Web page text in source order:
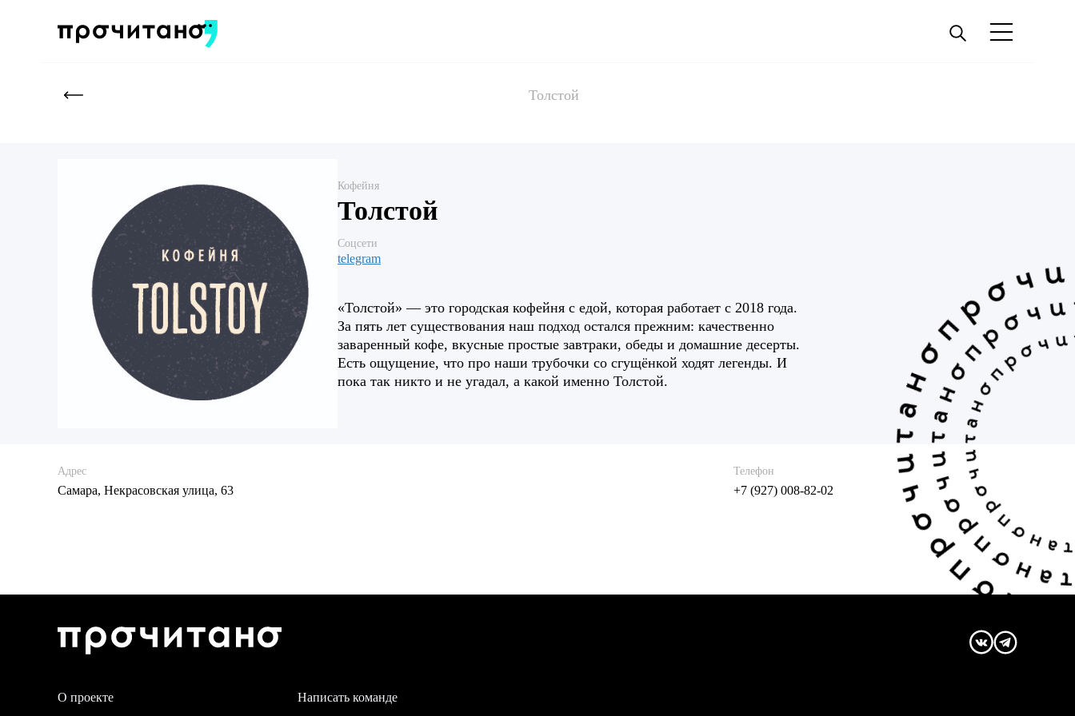
Толстой
Кофейня
Толстой
Соцсети
telegram
«Толстой» — это городская кофейня с едой, которая работает с 2018 года.
За пять лет существования наш подход остался прежним: качественно
заваренный кофе, вкусные простые завтраки, обеды и домашние десерты.
Есть ощущение, что про наши трубочки со сгущёнкой ходят легенды. И
пока так никто и не угадал, а какой именно Толстой.
Адрес
Самара, Некрасовская улица, 63
Телефон
+7 (927) 008-82-02
О проекте Написать команде